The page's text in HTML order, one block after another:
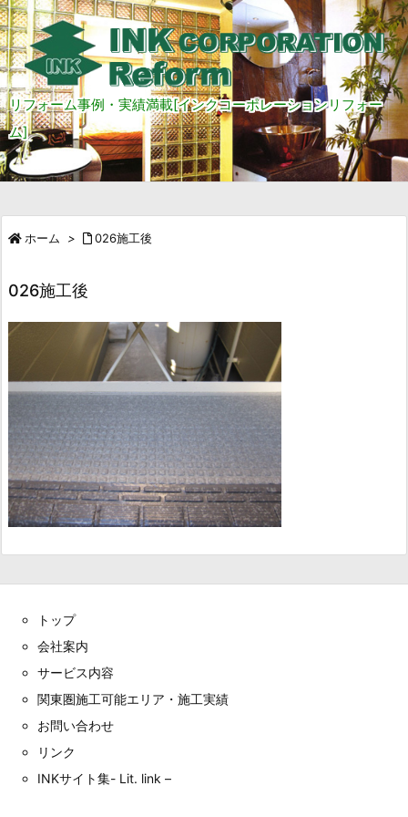
リフォーム事例・実績満載[インクコーポレーションリフォー
ム]
ホーム > 026施工後
026施工後
トップ
会社案内
サービス内容
関東圏施工可能エリア・施工実績
お問い合わせ
リンク
INKサイト集- Lit. link –